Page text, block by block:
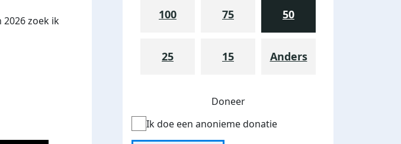
zoek ik
100 75 50
25 15 Anders
Doneer
Ik doe een anonieme donatie